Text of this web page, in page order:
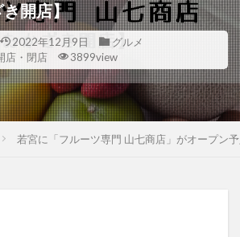
開店】
2022年12月9日
グルメ
店・閉店 3899view
若宮に「フルーツ専門 山七商店」がオープン